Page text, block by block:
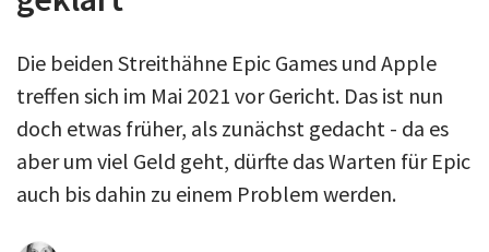
iPad
Tests
Tipps
Magazine
Die beiden Streithähne Epic Games und Apple
treffen sich im Mai 2021 vor Gericht. Das ist nun
doch etwas früher, als zunächst gedacht - da es
aber um viel Geld geht, dürfte das Warten für Epic
auch bis dahin zu einem Problem werden.